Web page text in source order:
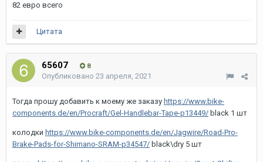
82 евро всего
Цитата
65607 8
Опубликовано 23 апреля, 2021
Тогда прошу добавить к моему же заказу https://www.bike-
components.de/en/Procraft/Gel-Handlebar-Tape-p13449/ black 1 шт
колодки https://www.bike-components.de/en/Jagwire/Road-Pro-
Brake-Pads-for-Shimano-SRAM-p34547/ black\dry 5 шт